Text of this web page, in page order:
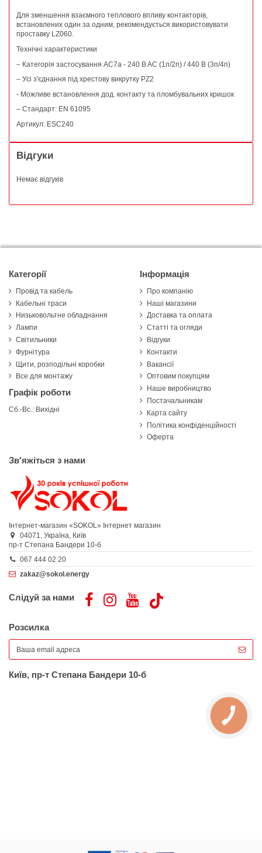
Для зменшення взаємного теплового впливу контакторів,
встановлених один за одним, рекомендується використовувати
проставку LZ060.
Технічні характеристики
– Категорія застосування AC7a - 240 B AC (1п/2п) / 440 В (3п/4п)
– Усі з'єднання під хрестову викрутку PZ2
- Можливе встановлення дод. контакту та пломбувальних кришок
– Стандарт: EN 61095
Артикул: ESC240
Відгуки
Немає відгуків
Категорії
Провід та кабель
Кабельні траси
Низьковольтне обладнання
Лампи
Світильники
Фурнітура
Щити, розподільні коробки
Все для монтажу
Графік роботи
Сб.-Вс.: Вихідні
Інформація
Про компанію
Наші магазини
Доставка та оплата
Статті та огляди
Відгуки
Контакти
Вакансії
Оптовим покупцям
Наше виробництво
Постачальникам
Карта сайту
Політика конфіденційності
Оферта
Зв'яжіться з нами
Інтернет-магазин «SOKOL» Інтернет магазин
04071, Україна, Київ
пр-т Степана Бандери 10-б
067 444 02 20
zakaz@sokol.energy
Слідуй за нами
Розсилка
Київ, пр-т Степана Бандери 10-б